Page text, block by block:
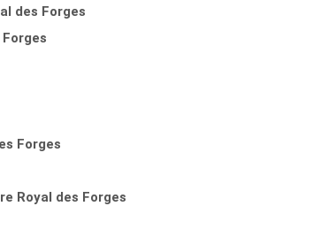
des Forges
Forges
Royal des Forges